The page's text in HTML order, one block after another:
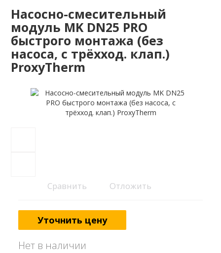
Насосно-смесительный
модуль MK DN25 PRO
быстрого монтажа (без
насоса, с трёхход. клап.)
ProxyTherm
Сравнить Отложить
Уточнить цену
Нет в наличии